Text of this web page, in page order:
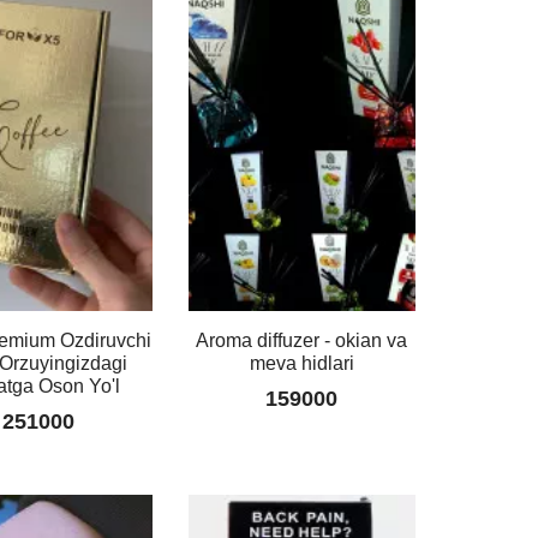
119000
Gul
karobka
bilan
129000
Pandora
Sovg'a
bilan!
139000
Ozdiruvchi
Oson Yo'l
251000
Aroma diffuzer - okian va
meva hidlari
159000